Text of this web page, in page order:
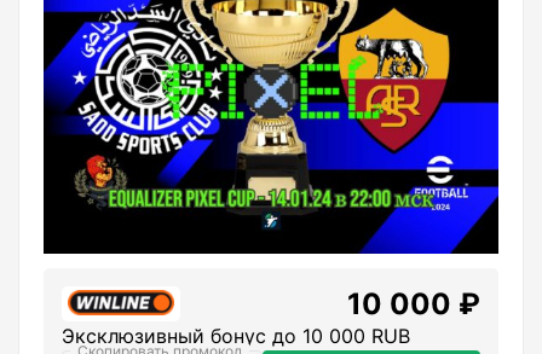
10 000 ₽
Эксклюзивный бонус до 10 000 RUB